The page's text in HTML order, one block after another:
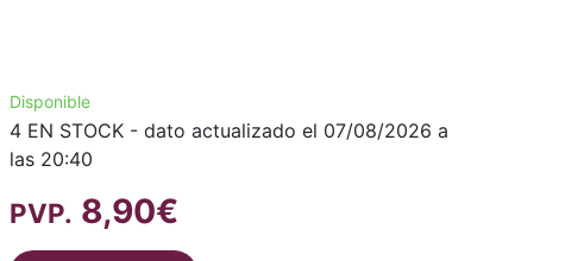
Disponible
4 EN STOCK - dato actualizado el 07/08/2026 a
las 20:40
PVP. 8,90€